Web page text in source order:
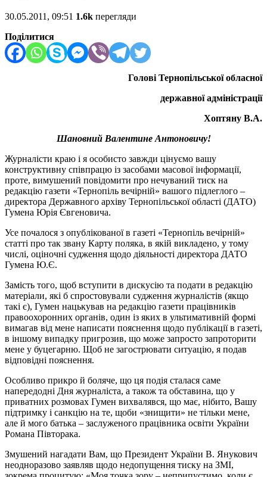
30.05.2011, 09:51 1.6k перегляди
Поділитися
Голові Тернопільської обласної
державної адміністрації
Хоптяну В.А.
Шановний Валентине Антоновичу!
Журналісти краю і я особисто завжди цінуємо вашу
конструктивну співпрацю із засобами масової інформації,
проте, вимушений повідомити про нечуваний тиск на
редакцію газети «Тернопіль вечірній» вашого підлеглого –
директора Державного архіву Тернопільської області (ДАТО)
Гумена Юрія Євгеновича.
Усе почалося з опублікованої в газеті «Тернопіль вечірній»
статті про так звану Карту поляка, в якій викладено, у тому
числі, оціночні судження щодо діяльності директора ДАТО
Гумена Ю.Є.
Замість того, щоб вступити в дискусію та подати в редакцію
матеріали, які б спростовували судження журналістів (якщо
такі є), Гумен нацькував на редакцію газети працівників
правоохоронних органів, один із яких в ультимативній формі
вимагав від мене написати пояснення щодо публікації в газеті,
в іншому випадку пригрозив, що може запросто запроторити
мене у буцегарню. Щоб не загострювати ситуацію, я подав
відповідні пояснення.
Особливо прикро й боляче, що ця подія сталася саме
напередодні Дня журналіста, а також та обставина, що у
приватних розмовах Гумен вихвалявся, що має, нібито, Вашу
підтримку і санкцію на те, щоби «знищити» не тільки мене,
але й мого батька – заслуженого працівника освіти України
Романа Півторака.
Змушений нагадати Вам, що Президент України В. Янукович
неодноразово заявляв щодо недопущення тиску на ЗМІ,